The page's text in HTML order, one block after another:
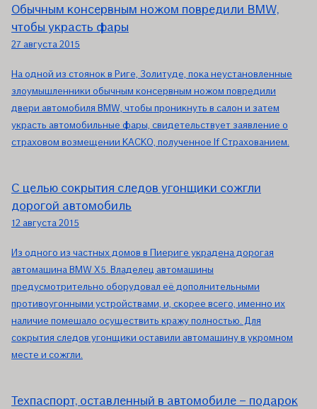
Обычным консервным ножом повредили BMW,
чтобы украсть фары
27 августа 2015
На одной из стоянок в Риге, Золитуде, пока неустановленные
злоумышленники обычным консервным ножом повредили
двери автомобиля BMW, чтобы проникнуть в салон и затем
украсть автомобильные фары, свидетельствует заявление о
страховом возмещении КАСКО, полученное If Страхованием.
С целью сокрытия следов угонщики сожгли
дорогой автомобиль
12 августа 2015
Из одного из частных домов в Пиериге украдена дорогая
автомашина BMW X5. Владелец автомашины
предусмотрительно оборудовал её дополнительными
противоугонными устройствами, и, скорее всего, именно их
наличие помешало осуществить кражу полностью. Для
сокрытия следов угонщики оставили автомашину в укромном
месте и сожгли.
Техпаспорт, оставленный в автомобиле – подарок